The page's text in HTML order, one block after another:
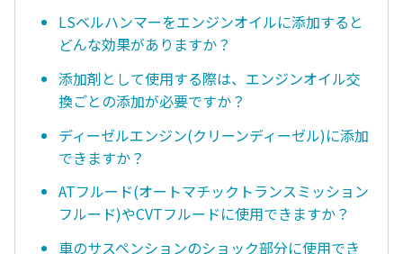
LSベルハンマーをエンジンオイルに添加すると
どんな効果がありますか？
添加剤として使用する際は、エンジンオイル交
換ごとの添加が必要ですか？
ディーゼルエンジン(クリーンディーゼル)に添加
できますか？
ATフルード(オートマチックトランスミッション
フルード)やCVTフルードに使用できますか？
車のサスペンションのショック部分に使用でき